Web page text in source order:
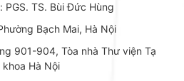
tín trong
lý. Các
TS. Bùi Đức Hùng
Bạch Mai, Hà Nội
901-904, Tòa nhà Thư viện Tạ
Hà Nội